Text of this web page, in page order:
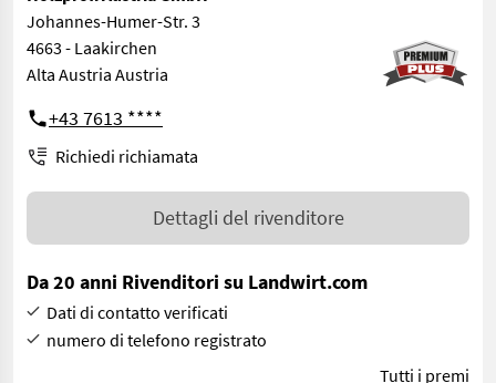
Johannes-Humer-Str. 3
4663 - Laakirchen
Alta Austria Austria
+43 7613 ****
Richiedi richiamata
Dettagli del rivenditore
Da 20 anni Rivenditori su Landwirt.com
Dati di contatto verificati
numero di telefono registrato
Tutti i premi